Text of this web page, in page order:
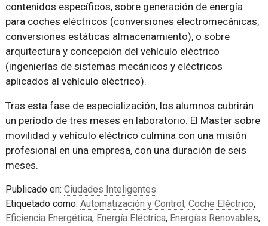
contenidos específicos, sobre generación de energía
para coches eléctricos (conversiones electromecánicas,
conversiones estáticas almacenamiento), o sobre
arquitectura y concepción del vehículo eléctrico
(ingenierías de sistemas mecánicos y eléctricos
aplicados al vehículo eléctrico).
Tras esta fase de especialización, los alumnos cubrirán
un período de tres meses en laboratorio. El Master sobre
movilidad y vehículo eléctrico culmina con una misión
profesional en una empresa, con una duración de seis
meses.
Publicado en: Ciudades Inteligentes
Etiquetado como: Automatización y Control, Coche Eléctrico,
Eficiencia Energética, Energía Eléctrica, Energías Renovables,